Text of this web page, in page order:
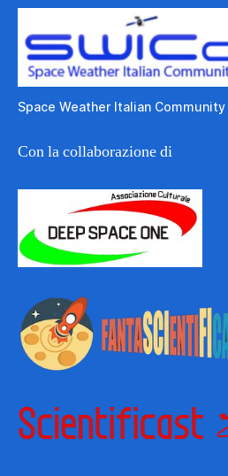
Space Weather Italian Community
Con la collaborazione di